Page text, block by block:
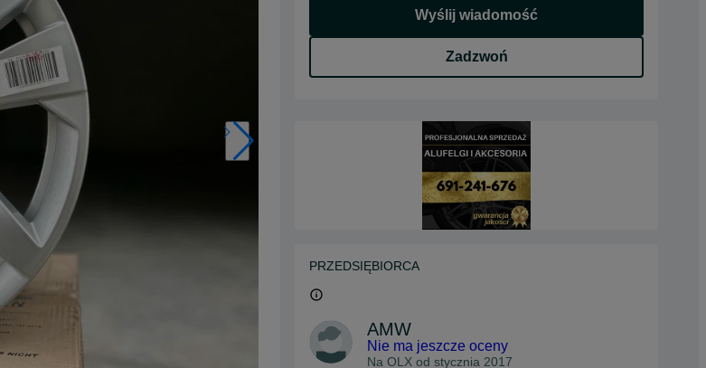
Wyślij wiadomość
Zadzwoń
PRZEDSIĘBIORCA
AMW
Nie ma jeszcze oceny
Na OLX od stycznia 2017